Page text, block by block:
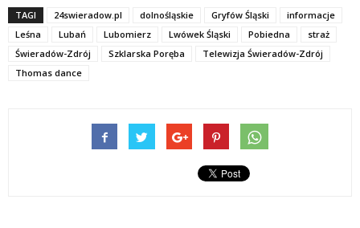
TAGI 24swieradow.pl dolnośląskie Gryfów Śląski
informacje
Leśna
Lubań Lubomierz Lwówek Śląski Pobiedna
straż
Świeradów-Zdrój
Szklarska Poręba
Telewizja Świeradów-Zdrój
Thomas dance